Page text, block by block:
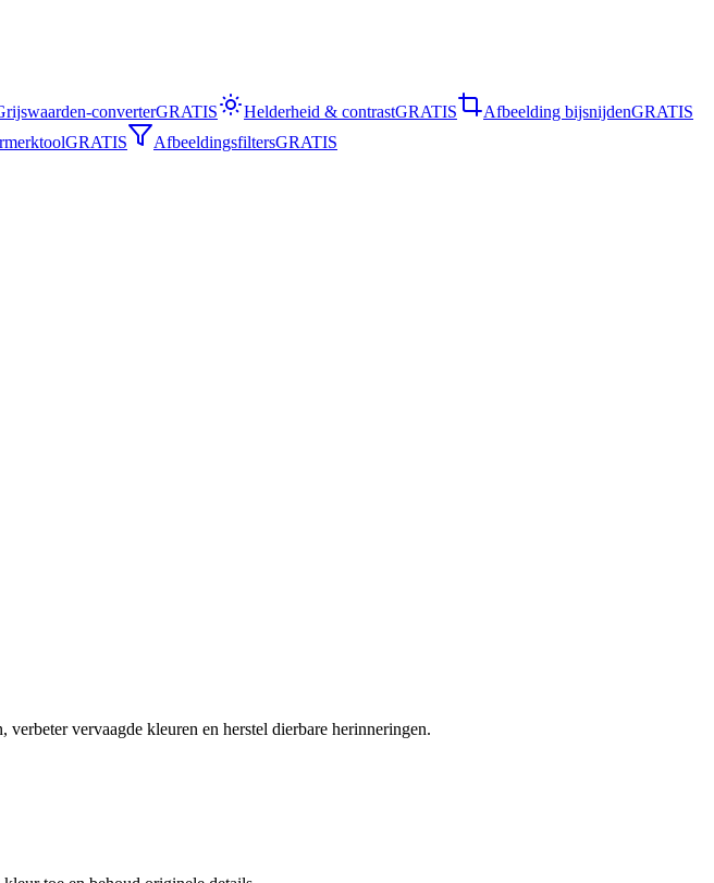
converterGRATIS Helderheid & contrastGRATIS Afbeelding bijsnijdenGRATIS
GRATIS AfbeeldingsfiltersGRATIS
vervaagde kleuren en herstel dierbare herinneringen.